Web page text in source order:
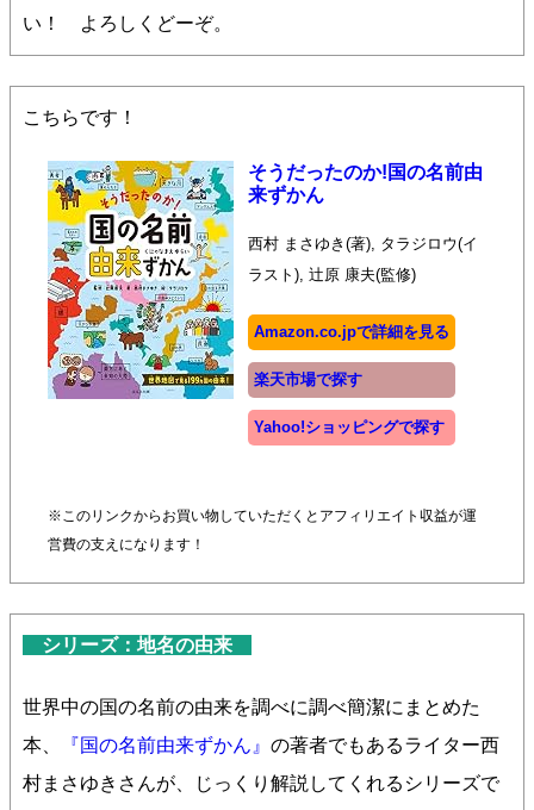
い！ よろしくどーぞ。
こちらです！
そうだったのか!国の名前由
来ずかん
西村 まさゆき(著), タラジロウ(イ
ラスト), 辻原 康夫(監修)
Amazon.co.jpで詳細を見る
楽天市場で探す
Yahoo!ショッピングで探す
※このリンクからお買い物していただくとアフィリエイト収益が運
営費の支えになります！
シリーズ：地名の由来
世界中の国の名前の由来を調べに調べ簡潔にまとめた
本、
『国の名前由来ずかん』 の著者でもあるライター西
村まさゆきさんが、じっくり解説してくれるシリーズで